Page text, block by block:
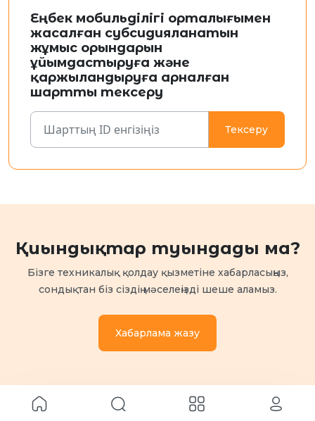
Еңбек мобильділігі орталығымен
жасалған субсидияланатын
жұмыс орындарын
ұйымдастыруға және
қаржыландыруға арналған
шартты тексеру
Тексеру
Қиындықтар туындады ма?
Бізге техникалық қолдау қызметіне хабарласыңыз,
сондықтан біз сіздің мәселеңізді шеше аламыз.
Хабарлама жазу